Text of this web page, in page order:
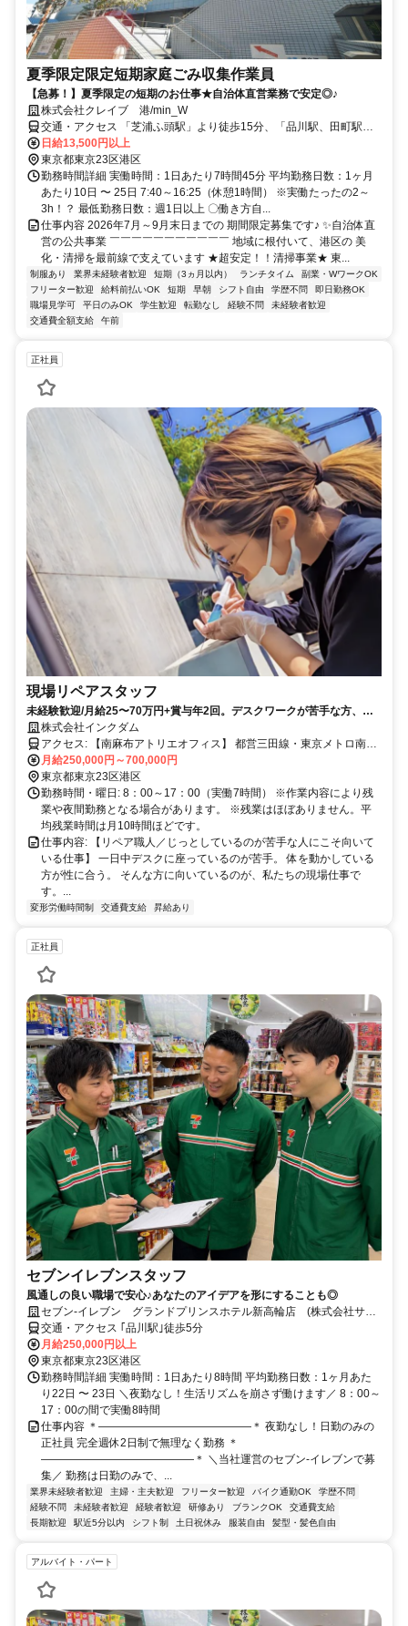
夏季限定限定短期家庭ごみ収集作業員
【急募！】夏季限定の短期のお仕事★自治体直営業務で安定◎♪
株式会社クレイブ 港/min_W
交通・アクセス 「芝浦ふ頭駅」より徒歩15分、「品川駅、田町駅」
より徒歩20分
日給13,500円以上
東京都東京23区港区
勤務時間詳細 実働時間：1日あたり7時間45分 平均勤務日数：1ヶ月
あたり10日 〜 25日 7:40～16:25（休憩1時間） ※実働たったの2～
3h！？ 最低勤務日数：週1日以上 〇働き方自...
仕事内容 2026年7月～9月末日までの 期間限定募集です♪ ✨自治体直
営の公共事業 ￣￣￣￣￣￣￣￣￣￣￣ 地域に根付いて、港区の 美
化・清掃を最前線で支えています ★超安定！！清掃事業★ 東...
制服あり 業界未経験者歓迎 短期（3ヵ月以内） ランチタイム
副業・WワークOK
フリーター歓迎
給料前払いOK 短期 早朝 シフト自由 学歴不問
即日勤務OK
職場見学可
平日のみOK 学生歓迎 転勤なし 経験不問
未経験者歓迎
交通費全額支給
午前
正社員
現場リペアスタッフ
未経験歓迎/月給25〜70万円+賞与年2回。デスクワークが苦手な方、歓
迎します。
株式会社インクダム
アクセス: 【南麻布アトリエオフィス】 都営三田線・東京メトロ南北
線「白金高輪駅」から徒歩6分
月給250,000円～700,000円
東京都東京23区港区
勤務時間・曜日: 8：00～17：00（実働7時間） ※作業内容により残
業や夜間勤務となる場合があります。 ※残業はほぼありません。平
均残業時間は月10時間ほどです。
仕事内容: 【リペア職人／じっとしているのが苦手な人にこそ向いて
いる仕事】 一日中デスクに座っているのが苦手。 体を動かしている
方が性に合う。 そんな方に向いているのが、私たちの現場仕事で
す。...
変形労働時間制 交通費支給 昇給あり
正社員
セブンイレブンスタッフ
風通しの良い職場で安心♪あなたのアイデアを形にすることも◎
セブン-イレブン グランドプリンスホテル新高輪店 (株式会社サワ
モト)
交通・アクセス ｢品川駅｣徒歩5分
月給250,000円以上
東京都東京23区港区
勤務時間詳細 実働時間：1日あたり8時間 平均勤務日数：1ヶ月あた
り22日 〜 23日 ＼夜勤なし！生活リズムを崩さず働けます／ 8：00～
17：00の間で実働8時間
仕事内容 ＊――――――――――――――＊ 夜勤なし！日勤のみの
正社員 完全週休2日制で無理なく勤務 ＊
――――――――――――――＊ ＼当社運営のセブン-イレブンで募
集／ 勤務は日勤のみで、...
業界未経験者歓迎 主婦・主夫歓迎 フリーター歓迎 バイク通勤OK
学歴不問
経験不問
未経験者歓迎 経験者歓迎 研修あり ブランクOK
交通費支給
長期歓迎
駅近5分以内 シフト制 土日祝休み 服装自由 髪型・髪色自由
アルバイト・パート